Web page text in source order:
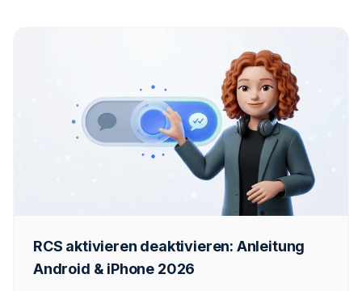
RCS aktivieren deaktivieren: Anleitung
Android & iPhone 2026